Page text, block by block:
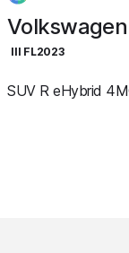
III FL2023
SUV R eHybrid